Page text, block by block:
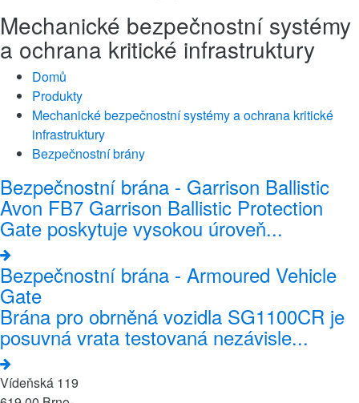
Mechanické bezpečnostní systémy
a ochrana kritické infrastruktury
Domů
Produkty
Mechanické bezpečnostní systémy a ochrana kritické
infrastruktury
Bezpečnostní brány
Bezpečnostní brána - Garrison Ballistic
Avon FB7 Garrison Ballistic Protection
Gate poskytuje vysokou úroveň...
Bezpečnostní brána - Armoured Vehicle
Gate
Brána pro obrněná vozidla SG1100CR je
posuvná vrata testovaná nezávisle...
Vídeňská 119